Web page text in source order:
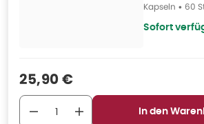
Kapseln • 60
Sofort
Verkaufspreis
25,90 €
In den